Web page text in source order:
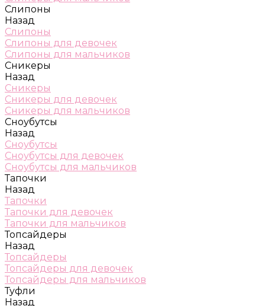
Слипоны
Назад
Слипоны
Слипоны для девочек
Слипоны для мальчиков
Сникеры
Назад
Сникеры
Сникеры для девочек
Сникеры для мальчиков
Сноубутсы
Назад
Сноубутсы
Сноубутсы для девочек
Сноубутсы для мальчиков
Тапочки
Назад
Тапочки
Тапочки для девочек
Тапочки для мальчиков
Топсайдеры
Назад
Топсайдеры
Топсайдеры для девочек
Топсайдеры для мальчиков
Туфли
Назад